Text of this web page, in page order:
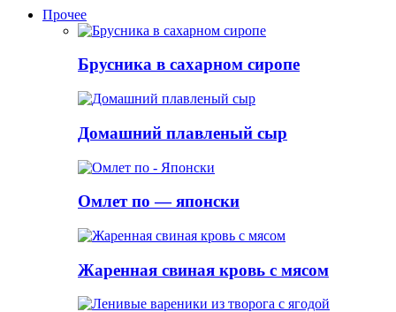
Прочее
Брусника в сахарном сиропе
Домашний плавленый сыр
Омлет по — японски
Жаренная свиная кровь с мясом